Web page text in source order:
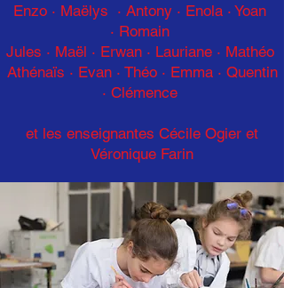
Enzo · Maëlys · Antony · Enola · Yoan
· Romain
Jules · Maël · Erwan · Lauriane · Mathéo
Athénaïs · Evan · Théo · Emma · Quentin
· Clémence
et les enseignantes Cécile Ogier et
Véronique Farin